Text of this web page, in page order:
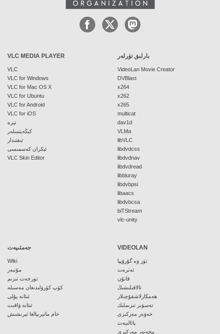
VLC MEDIA PLAYER
VLC
VLC for Windows
VLC for Mac OS X
VLC for Ubuntu
VLC for Android
VLC for iOS
تېرە
كېڭەيتمىلەر
ئىقتىدار
ئېكران كەسمىسى
VLC Skin Editor
بارلىق تۈرلەر
VideoLan Movie Creator
DVBlast
x264
x262
x265
multicat
dav1d
VLMa
libVLC
libdvdcss
libdvdnav
libdvdread
libbluray
libdvbpsi
libaacs
libdvbcsa
biTStream
vlc-unity
جەمئىيەت
Wiki
مۇنبەر
تورخەت تىزىم
كۆپ كۆرۈلىدىغان مەسىلە
ئىئانە پۇلى
ئىئانە ۋاقىت
خام ماتېرىيالغا ئېرىشىش
VIDEOLAN
تۈر ۋە گۇرۇپپا
ئەترەت
قانۇن
ئالاقىلىشىڭ
ھەمكارلاشقۇچىلار
تەسۋىر تىزىملىك
خەۋەر مەركىزى
پائالىيەت
بىخەتەر مەركىزى